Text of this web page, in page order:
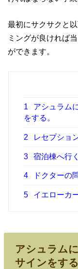
最初にサクサクと
ミングが良ければ
ができます。
1
アシュラム
をする。
2 レセプショ
3 宿泊棟へ行く
4 ドクターの
5 イエローカ
アシュラム
サインをする